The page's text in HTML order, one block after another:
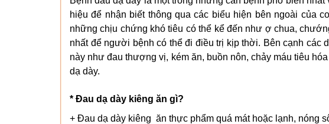
hiệu để nhận biết thông qua các biểu hiện bên ngoài của
những chịu chứng khó tiêu có thể kể đến như ợ chua,
nhất để người bệnh có thể đi điều trị kịp thời. Bên cạnh các
này như đau thượng vị, kém ăn, buồn nôn, chảy máu tiêu
dạ dày.
* Đau dạ dày kiêng ăn gì?
+ Đau dạ dày kiêng ăn thực phẩm quá mát hoặc lạnh, nóng